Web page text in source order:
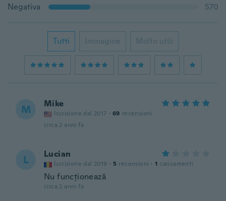
Negativa
570
Tutti Immagine Molto utili
M Mike
Iscrizione dal 2017 · 69 recensioni
circa 2 anni fa
L Lucian
Iscrizione dal 2019 · 5 recensioni · 1 caricamenti
Nu funcționează
circa 2 anni fa